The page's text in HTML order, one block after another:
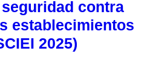
contra
establecimientos
2025)